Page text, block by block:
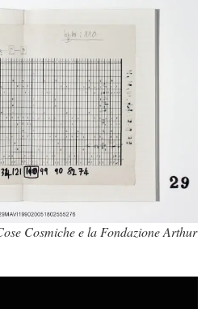
Cosmiche e la Fondazione Arthur